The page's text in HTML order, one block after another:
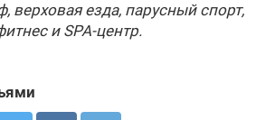
верховая езда, парусный спорт,
и SPA-центр.